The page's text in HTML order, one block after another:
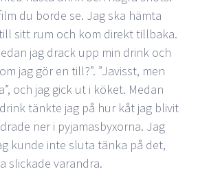
du borde se. Jag ska hämta
sitt rum och kom direkt tillbaka.
jag drack upp min drink och
jag gör en till?”. ”Javisst, men
och jag gick ut i köket. Medan
tänkte jag på hur kåt jag blivit
ner i pyjamasbyxorna. Jag
kunde inte sluta tänka på det,
slickade varandra.